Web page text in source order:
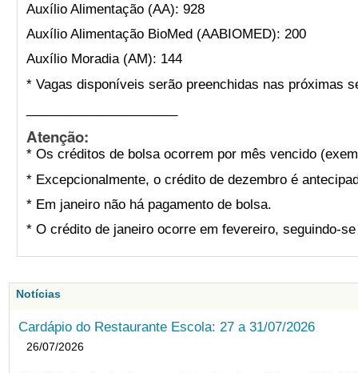
Auxílio Alimentação (AA): 928
Auxílio Alimentação BioMed (AABIOMED): 200
Auxílio Moradia (AM): 144
* Vagas disponíveis serão preenchidas nas próximas
Atenção:
* Os créditos de bolsa ocorrem por mês vencido
* Excepcionalmente, o crédito de dezembro é
* Em janeiro não há pagamento de bolsa.
* O crédito de janeiro ocorre em fevereiro, seguindo-
Notícias
Cardápio do Restaurante Escola: 27 a 31/07/2026
26/07/2026